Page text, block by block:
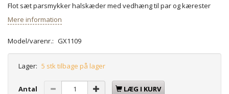
Flot sæt parsmykker halskæder med vedhæng til par og kærester
Mere information
Model/varenr.: GX1109
Lager: 5 stk tilbage på lager
Antal LÆG I KURV